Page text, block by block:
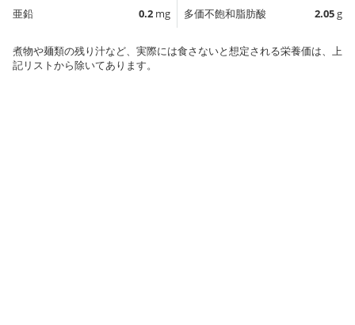
亜鉛
0.2 mg
多価不飽和脂肪酸
2.05g
煮物や麺類の残り汁など、実際には食さないと想定される栄養価は、上
記リストから除いてあります。